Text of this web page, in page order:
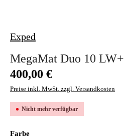
Exped
MegaMat Duo 10 LW+
Regulärer Preis:
400,00 €
Preise inkl. MwSt. zzgl. Versandkosten
Nicht mehr verfügbar
Farbeauswählen